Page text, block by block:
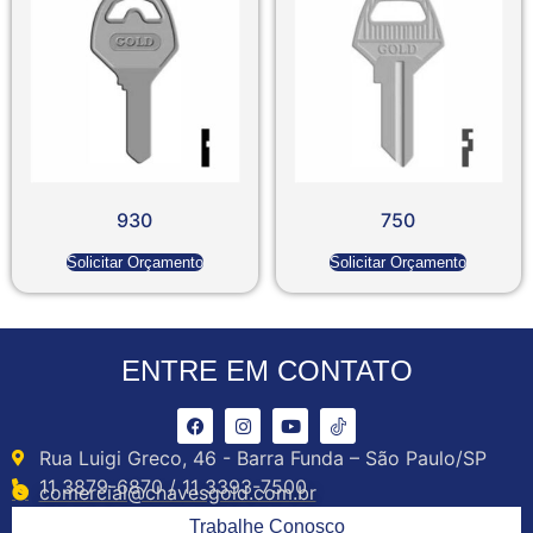
930
Solicitar Orçamento
750
Solicitar Orçamento
ENTRE EM CONTATO
Rua Luigi Greco, 46 - Barra Funda – São Paulo/SP
11 3879-6870 / 11 3393-7500
comercial@chavesgold.com.br
Trabalhe Conosco